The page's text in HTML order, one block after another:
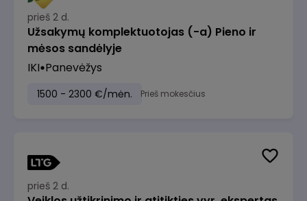
prieš 2 d.
Užsakymų komplektuotojas (-a) Pieno ir
mėsos sandėlyje
IKI Panevėžys
1500 - 2300 €/mėn. Prieš mokesčius
prieš 2 d.